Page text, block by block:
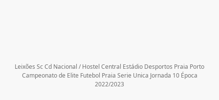
Leixões Sc Cd Nacional / Hostel Central Estádio Desportos Praia Porto
Campeonato de Elite Futebol Praia Serie Unica Jornada 10 Época
2022/2023